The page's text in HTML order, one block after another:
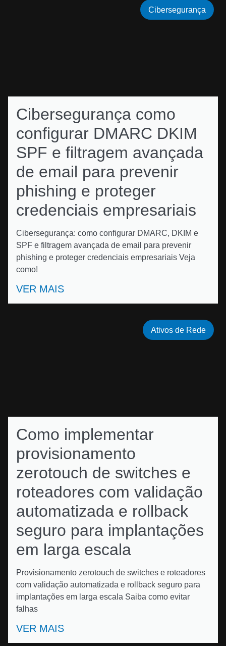
Cibersegurança como
configurar DMARC DKIM
SPF e filtragem avançada
de email para prevenir
phishing e proteger
credenciais empresariais
Cibersegurança: como configurar DMARC, DKIM e
SPF e filtragem avançada de email para prevenir
phishing e proteger credenciais empresariais Veja
como!
VER MAIS
Cibersegurança
Como implementar
provisionamento
zerotouch de switches e
roteadores com validação
automatizada e rollback
seguro para implantações
em larga escala
Provisionamento zerotouch de switches e roteadores
com validação automatizada e rollback seguro para
implantações em larga escala Saiba como evitar
falhas
VER MAIS
Ativos de Rede